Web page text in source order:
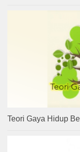
Teori Gaya Hidup